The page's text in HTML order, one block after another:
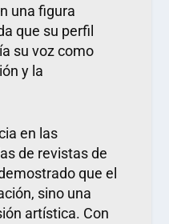
una figura
que su perfil
su voz como
y la
en las
de revistas de
que el
sino una
artística. Con